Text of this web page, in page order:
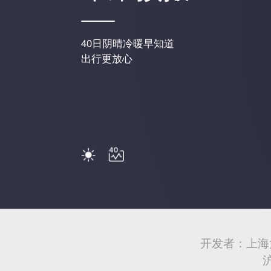
40日阴晴冷暖早知道
出行更放心
开发者：上